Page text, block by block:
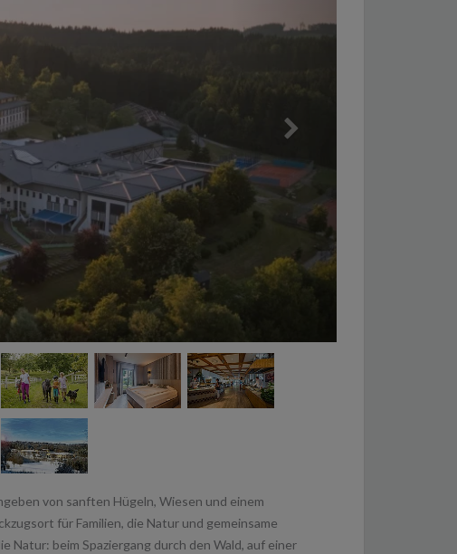
von sanften Hügeln, Wiesen und einem
für Familien, die Natur und gemeinsame
Natur: beim Spaziergang durch den Wald, auf einer